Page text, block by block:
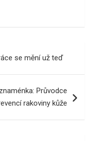
se mění už teď
Průvodce
rakoviny kůže